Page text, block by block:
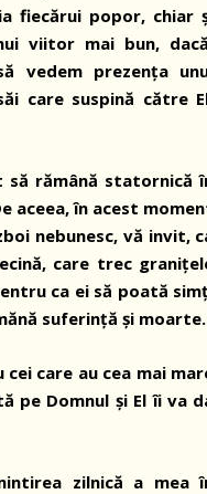
fiecărui popor, chiar
viitor mai bun,
vedem prezența
care suspină către
să rămână statornică
aceea, în acest
nebunesc, vă invit,
care trec
ca ei să poată
suferință și moarte.
care au cea mai
pe Domnul şi El îi va
zilnică a mea